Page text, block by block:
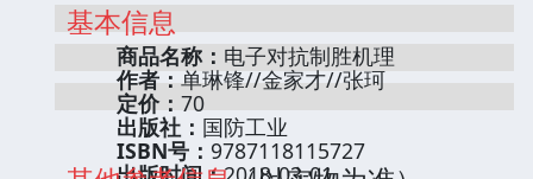
基本信息
商品名称： 电子对抗制胜机理
作者： 单琳锋//金家才//张珂
定价： 70
出版社： 国防工业
ISBN号： 9787118115727